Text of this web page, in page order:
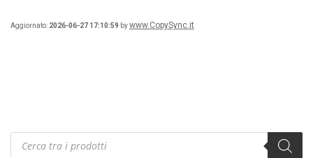
Aggiornato: 2026-06-27 17:10:59 bywww.CopySync.it
Products
search